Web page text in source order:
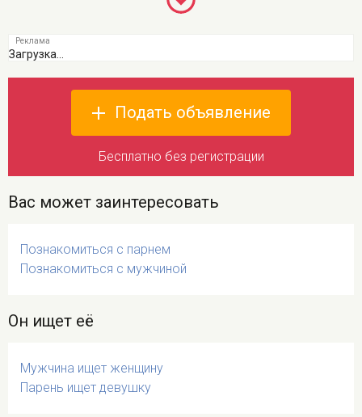
Загрузка...
Подать объявление
Бесплатно без регистрации
Вас может заинтересовать
Познакомиться с парнем
Познакомиться с мужчиной
Он ищет её
Мужчина ищет женщину
Парень ищет девушку